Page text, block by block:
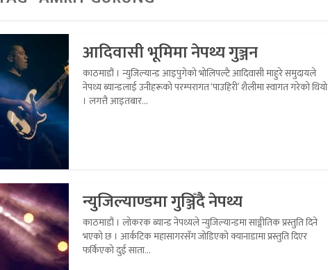
आदिवासी भूमिमा नेपथ्य गुञ्जन
काठमाडौं । न्युजिल्यान्ड आइपुगेको भोलिपल्टै आदिवासी माहुरे समुदायले
नेपथ्य ब्यान्डलाई उनीहरूको परम्परागत ‘पाउहिरी’ शैलीमा स्वागत गरेको थियो
। लगत्तै आइतबार...
न्युजिल्याण्डमा गुञ्जिँदै नेपथ्य
काठमाडौं । लोकरक ब्यान्ड नेपथ्यले न्युजिल्यान्डमा साङ्गीतिक प्रस्तुति दिने
भएको छ । आर्कटिक महासागरसँग जोडिएको क्यानाडामा प्रस्तुति दिएर
फर्किएको दुई साता...